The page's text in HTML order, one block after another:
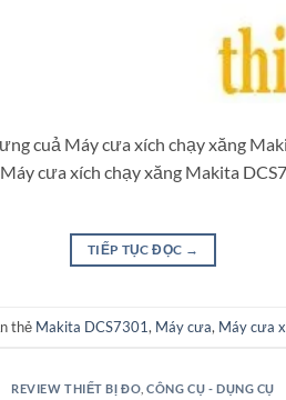
cuả Máy cưa xích chạy xăng
cưa xích chạy xăng Makita
TIẾP TỤC ĐỌC →
thẻ Makita DCS7301, Máy cưa, Máy cưa
REVIEW THIẾT BỊ ĐO ,CÔNG CỤ - DỤNG CỤ